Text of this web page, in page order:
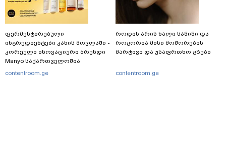
ფერმენტირებული
ინგრედიენტები კანის მოვლაში -
კორეული ინოვაციური ბრენდი
Manyo საქართველოშია
contentroom.ge
როდის არის ხალი საშიში და
როგორია მისი მოშორების
მარტივი და უსაფრთხო გზები
contentroom.ge